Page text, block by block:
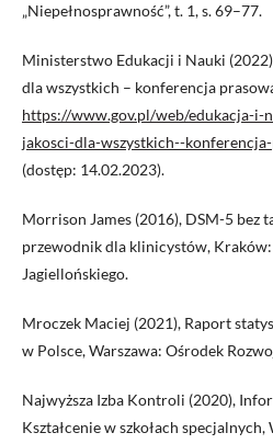
„Niepełnosprawność”, t. 1, s. 69–77.
Ministerstwo Edukacji i Nauki
dla wszystkich – konferencja
https://www.gov.pl/web/edukacja-i-
jakosci-dla-wszystkich--
(dostęp: 14.02.2023).
Morrison James (2016), DSM-5 bez
przewodnik dla klinicystów,
Jagiellońskiego.
Mroczek Maciej (2021), Raport
w Polsce, Warszawa: Ośrodek
Najwyższa Izba Kontroli (2020),
Kształcenie w szkołach specjalnych,